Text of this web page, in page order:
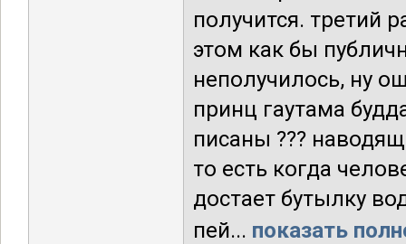
получится. третий
этом как бы
неполучилось, ну
принц гаутама
писаны ???
то есть когда
достает бутылку
пей... показать